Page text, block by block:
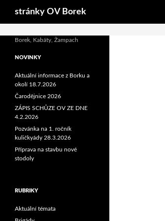
stránky OV Borek
Borek, Kabáty, Žampach
NOVINKY
Aktuální informace z Borku a
okolí 18.7.2026
Čarodějnice 2026
ZÁPIS SCHŮZE OV ZE DNE
4.2.2026
Pozvánka na 1. ročník
kuličkyády 28.3.2026
Příprava na stavbu nové
stodoly
RUBRIKY
Aktuální témata